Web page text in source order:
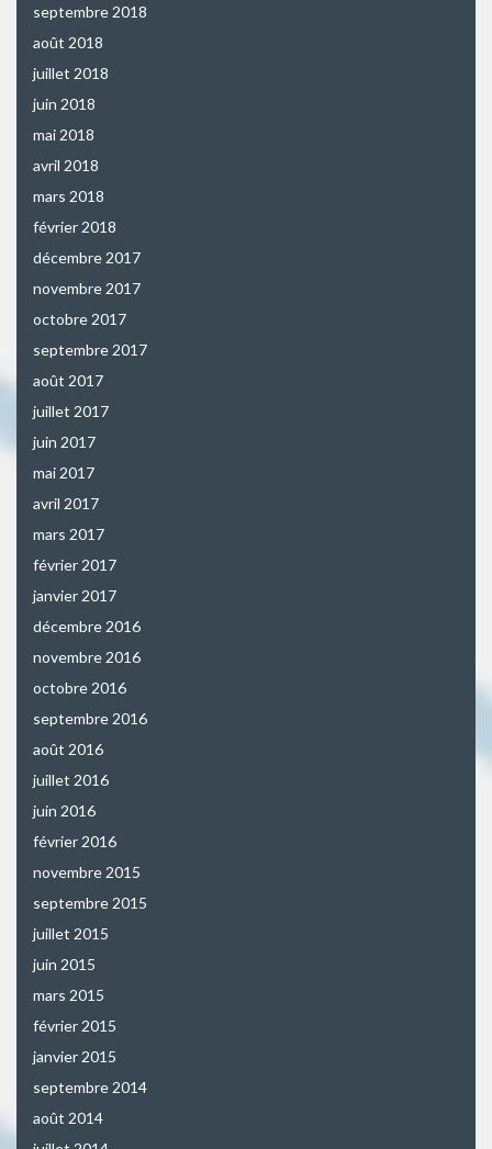
septembre 2018
août 2018
juillet 2018
juin 2018
mai 2018
avril 2018
mars 2018
février 2018
décembre 2017
novembre 2017
octobre 2017
septembre 2017
août 2017
juillet 2017
juin 2017
mai 2017
avril 2017
mars 2017
février 2017
janvier 2017
décembre 2016
novembre 2016
octobre 2016
septembre 2016
août 2016
juillet 2016
juin 2016
février 2016
novembre 2015
septembre 2015
juillet 2015
juin 2015
mars 2015
février 2015
janvier 2015
septembre 2014
août 2014